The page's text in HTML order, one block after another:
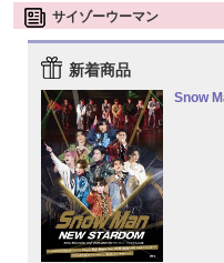
サイゾーウーマン
新着商品
Snow